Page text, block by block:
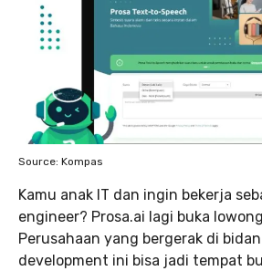
Source: Kompas
Kamu anak IT dan ingin bekerja
engineer? Prosa.ai lagi buka
Perusahaan yang bergerak di
development ini bisa jadi tempat